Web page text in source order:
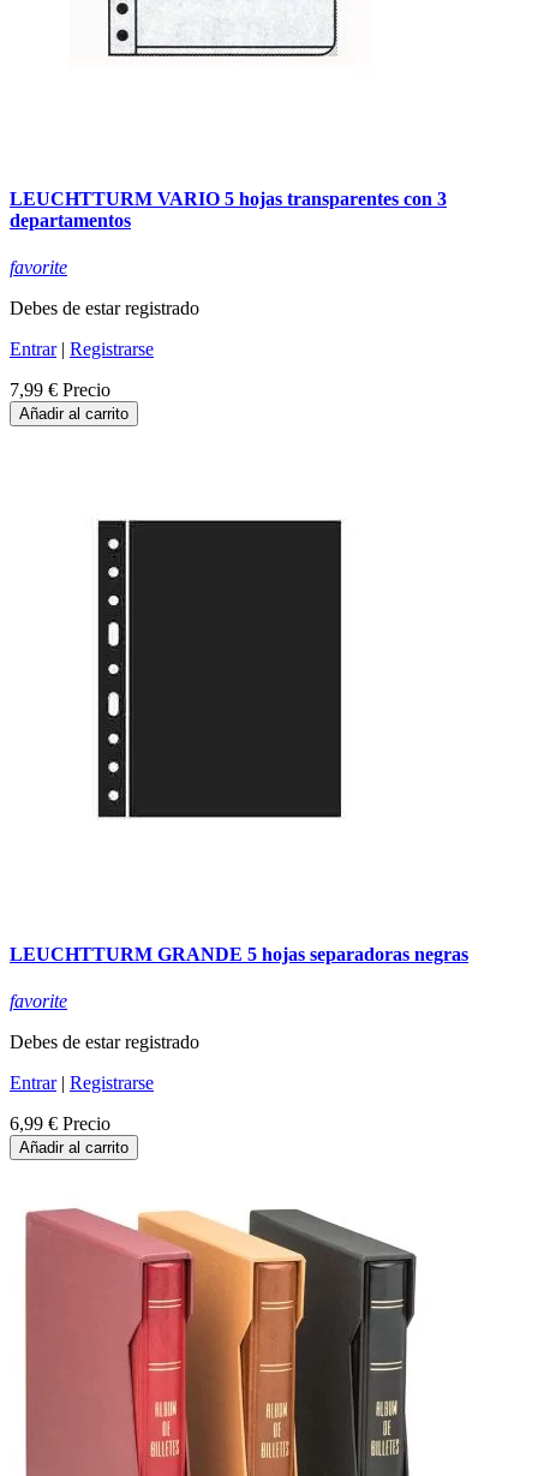
LEUCHTTURM VARIO 5 hojas transparentes con 3
departamentos
favorite
Debes de estar registrado
Entrar| Registrarse
7,99 € Precio
Añadir al carrito
LEUCHTTURM GRANDE 5 hojas separadoras negras
favorite
Debes de estar registrado
Entrar| Registrarse
6,99 € Precio
Añadir al carrito